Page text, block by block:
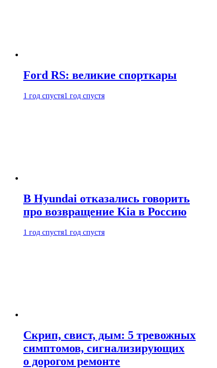
Ford RS: великие спорткары
1 год спустя1 год спустя
В Hyundai отказались говорить
про возвращение Kia в Россию
1 год спустя1 год спустя
Скрип, свист, дым: 5 тревожных
симптомов, сигнализирующих
о дорогом ремонте